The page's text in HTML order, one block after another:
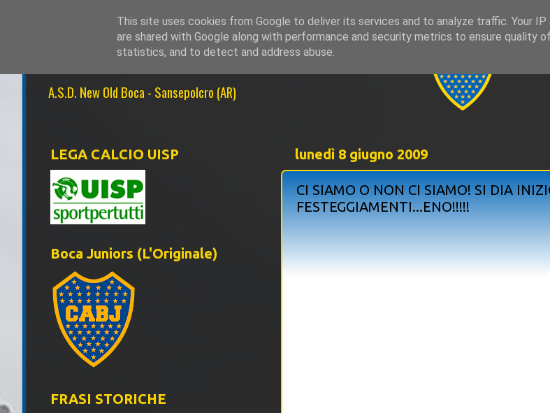
NEW OLD BOCA 1999
A.S.D. New Old Boca - Sansepolcro (AR)
lunedì 8 giugno 2009
CI SIAMO O NON CI SIAMO! SI DIA
FESTEGGIAMENTI...ENO!!!!!
LEGA CALCIO UISP
Boca Juniors (L'Originale)
FRASI STORICHE
This site uses cookies from Google to deliver its services and to analyze traffic. Your IP
are shared with Google along with performance and security metrics to ensure quality
statistics, and to detect and address abuse.